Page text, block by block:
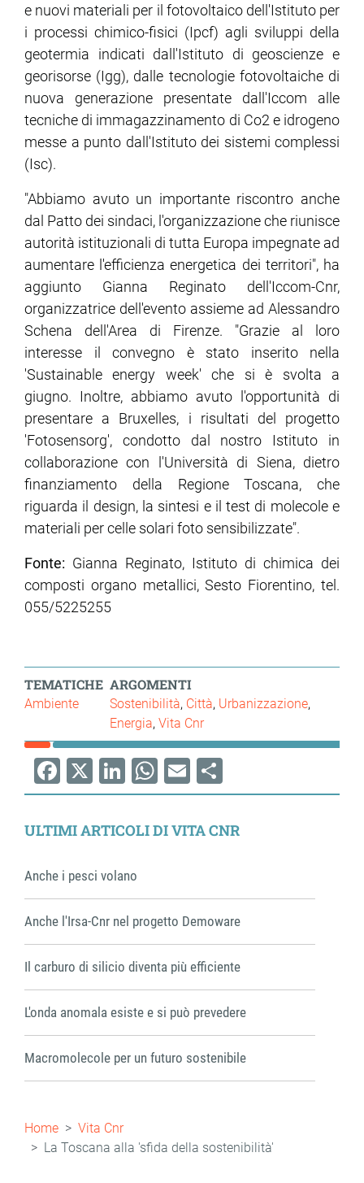
e nuovi materiali per il fotovoltaico dell'Istituto per
i processi chimico-fisici (Ipcf) agli sviluppi della
geotermia indicati dall'Istituto di geoscienze e
georisorse (Igg), dalle tecnologie fotovoltaiche di
nuova generazione presentate dall'Iccom alle
tecniche di immagazzinamento di Co2 e idrogeno
messe a punto dall'Istituto dei sistemi complessi
(Isc).
"Abbiamo avuto un importante riscontro anche
dal Patto dei sindaci, l'organizzazione che riunisce
autorità istituzionali di tutta Europa impegnate ad
aumentare l'efficienza energetica dei territori", ha
aggiunto Gianna Reginato dell'Iccom-Cnr,
organizzatrice dell'evento assieme ad Alessandro
Schena dell'Area di Firenze. "Grazie al loro
interesse il convegno è stato inserito nella
'Sustainable energy week' che si è svolta a
giugno. Inoltre, abbiamo avuto l'opportunità di
presentare a Bruxelles, i risultati del progetto
'Fotosensorg', condotto dal nostro Istituto in
collaborazione con l'Università di Siena, dietro
finanziamento della Regione Toscana, che
riguarda il design, la sintesi e il test di molecole e
materiali per celle solari foto sensibilizzate".
Fonte: Gianna Reginato, Istituto di chimica dei
composti organo metallici, Sesto Fiorentino, tel.
055/5225255
TEMATICHE
Ambiente
ARGOMENTI
Sostenibilità Città Urbanizzazione
Energia Vita Cnr
Facebook
X LinkedIn
WhatsApp
EmailShare
ULTIMI ARTICOLI DI VITA CNR
Anche i pesci volano
Anche l'Irsa-Cnr nel progetto Demoware
Il carburo di silicio diventa più efficiente
L'onda anomala esiste e si può prevedere
Macromolecole per un futuro sostenibile
Briciole
di
Home
Vita Cnr
La Toscana alla 'sfida della sostenibilità'